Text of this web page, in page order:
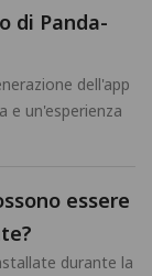
di Panda-
dell'app
e un'esperienza
essere
durante la